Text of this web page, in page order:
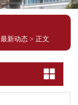
最新动态 > 正文